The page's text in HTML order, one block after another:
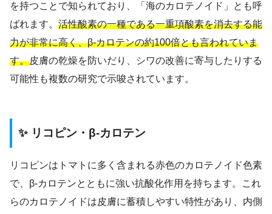
を持つことで知られており、「海のカロテノイド」とも呼
ばれます。 活性酸素の一種である一重項酸素を消去する能
力が非常に高く、β-カロテンの約100倍とも言われていま
す。皮膚の乾燥を防いだり、シワの改善に寄与したりする
可能性も複数の研究で示唆されています。
✨ リコピン・β-カロテン
リコピンはトマトに多く含まれる赤色のカロテノイド色素
で、β-カロテンとともに強い抗酸化作用を持ちます。これ
らのカロテノイドは皮膚に蓄積しやすい特性があり、内側